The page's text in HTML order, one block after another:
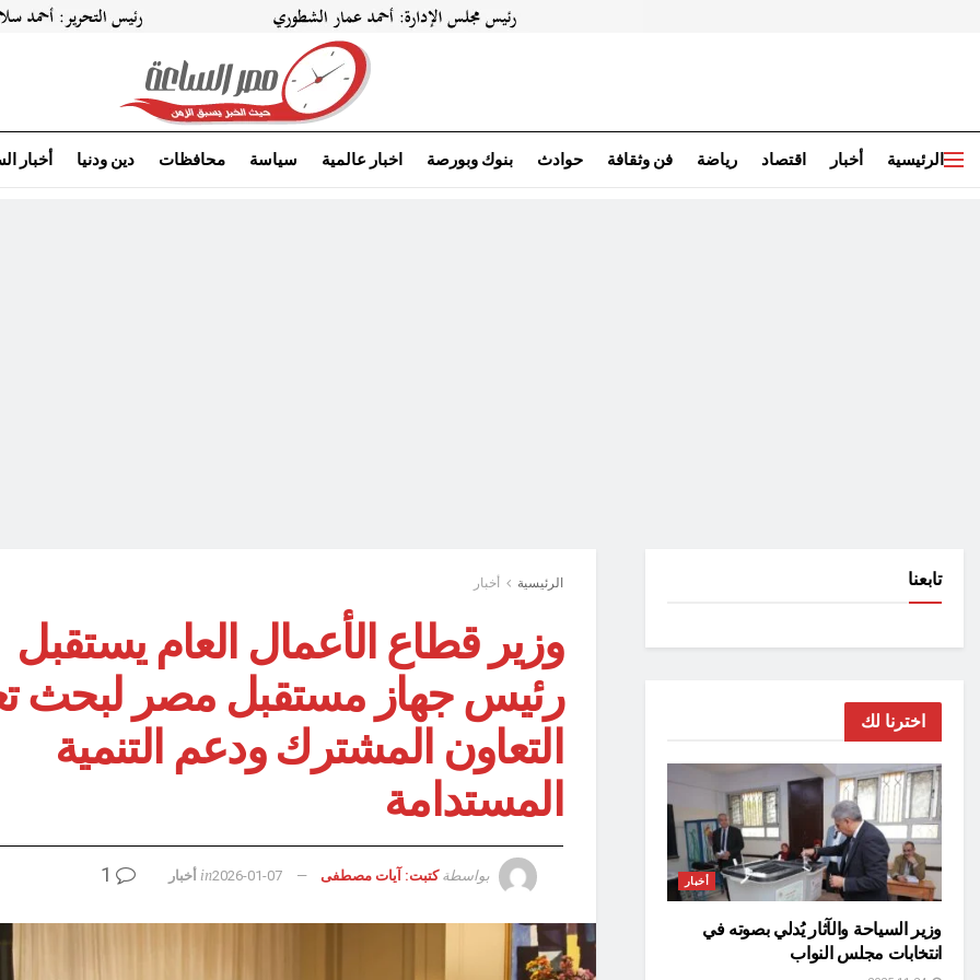
الرئيسية أخبار اقتصاد رياضة فن وثقافة حوادث بنوك وبورصة اخبار عالمية سياسة محافظات دين ودنيا أخبار
الرئيسية أخبار
وزير قطاع الأعمال العام يستقبل
رئيس جهاز مستقبل مصر لبحث
التعاون المشترك ودعم التنمية
المستدامة
بواسطة كتبت: آيات مصطفى 2026-01-07
in أخبار
تابعنا
اخترنا لك
أخبار
وزير السياحة والآثار يُدلي بصوته في
انتخابات مجلس النواب